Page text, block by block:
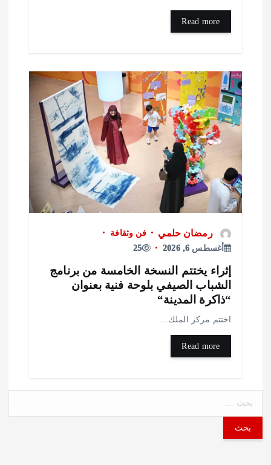
رمضان حلمي
فن وثقافة
25
يختتم النسخة الخامسة من برنامج
الصيفي بلوحة فنية بعنوان
المدينة“
مركز الملك…